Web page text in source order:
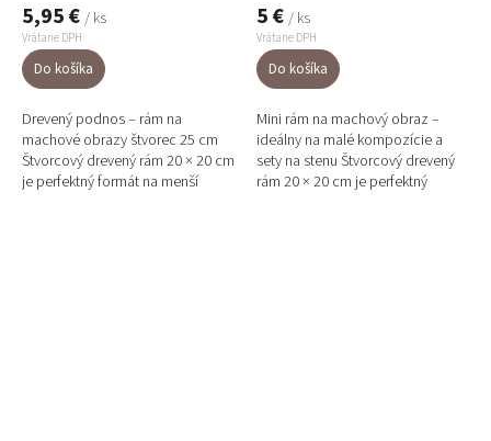
5,95 € / ks
Vrátane DPH
Do košíka
Drevený podnos – rám na
machové obrazy štvorec 25 cm
Štvorcový drevený rám 20 × 20 cm
je perfektný formát na menší
5 € / ks
Vrátane DPH
Do košíka
Mini rám na machový obraz –
ideálny na malé kompozície a
sety na stenu Štvorcový drevený
rám 20 × 20 cm je perfektný